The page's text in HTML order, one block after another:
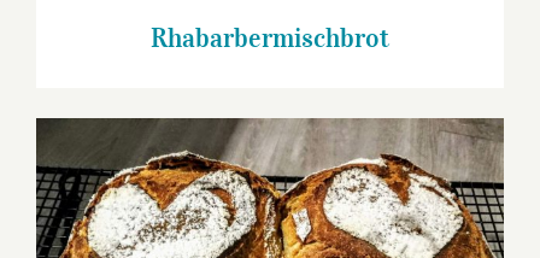
Rhabarbermischbrot